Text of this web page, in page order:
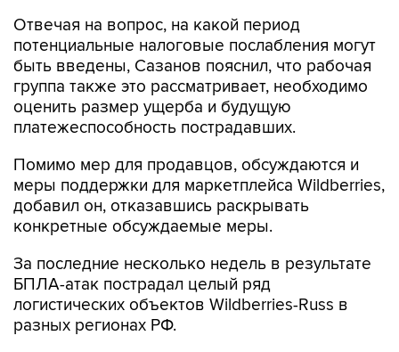
Отвечая на вопрос, на какой период
потенциальные налоговые послабления могут
быть введены, Сазанов пояснил, что рабочая
группа также это рассматривает, необходимо
оценить размер ущерба и будущую
платежеспособность пострадавших.
Помимо мер для продавцов, обсуждаются и
меры поддержки для маркетплейса Wildberries,
добавил он, отказавшись раскрывать
конкретные обсуждаемые меры.
За последние несколько недель в результате
БПЛА-атак пострадал целый ряд
логистических объектов Wildberries-Russ в
разных регионах РФ.